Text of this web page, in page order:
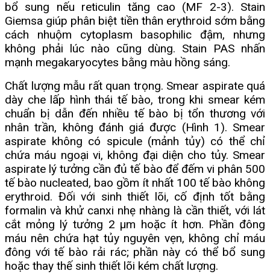
bổ sung nếu reticulin tăng cao (MF 2-3). Stain
Giemsa giúp phân biệt tiền thân erythroid sớm bằng
cách nhuộm cytoplasm basophilic đậm, nhưng
không phải lúc nào cũng dùng. Stain PAS nhấn
mạnh megakaryocytes bằng màu hồng sáng.
Chất lượng mẫu rất quan trọng. Smear aspirate quá
dày che lấp hình thái tế bào, trong khi smear kém
chuẩn bị dẫn đến nhiều tế bào bị tổn thương với
nhân trần, không đánh giá được (Hình 1). Smear
aspirate không có spicule (mảnh tủy) có thể chỉ
chứa máu ngoại vi, không đại diện cho tủy. Smear
aspirate lý tưởng cần đủ tế bào để đếm vi phân 500
tế bào nucleated, bao gồm ít nhất 100 tế bào không
erythroid. Đối với sinh thiết lõi, cố định tốt bằng
formalin và khử canxi nhẹ nhàng là cần thiết, với lát
cắt mỏng lý tưởng 2 μm hoặc ít hơn. Phần đông
máu nên chứa hạt tủy nguyên vẹn, không chỉ máu
đông với tế bào rải rác; phần này có thể bổ sung
hoặc thay thế sinh thiết lõi kém chất lượng.